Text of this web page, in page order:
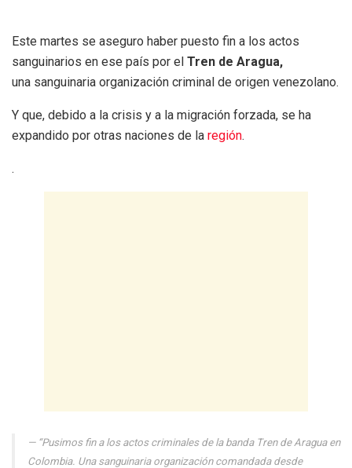
Este martes se aseguro haber puesto fin a los actos
sanguinarios en ese país por el Tren de Aragua,
una sanguinaria organización criminal de origen venezolano.
Y que, debido a la crisis y a la migración forzada, se ha
expandido por otras naciones de la región.
.
“Pusimos fin a los actos criminales de la banda Tren de Aragua en
Colombia. Una sanguinaria organización comandada desde